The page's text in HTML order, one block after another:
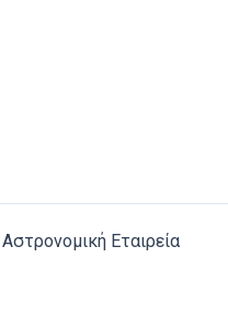
Εταιρεία